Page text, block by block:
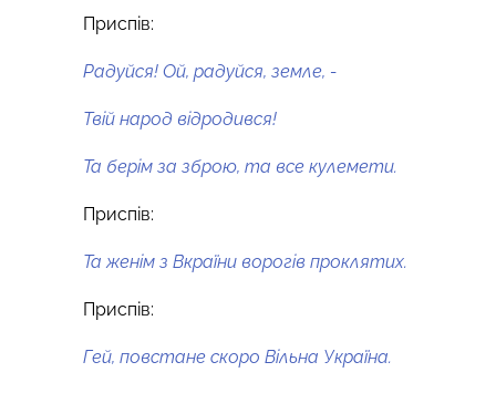
Приспів:
Радуйся! Ой, радуйся, земле, -
Твій народ відродився!
Та берім за зброю, та все кулемети.
Приспів:
Та женім з Вкраїни ворогів проклятих.
Приспів:
Гей, повстане скоро Вільна Україна.